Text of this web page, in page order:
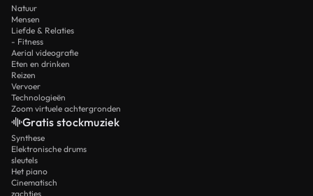
Natuur
Mensen
Liefde & Relaties
- Fitness
Aerial videografie
Eten en drinken
Reizen
Vervoer
Technologieën
Zoom virtuele achtergronden
Gratis stockmuziek
Synthese
Elektronische drums
sleutels
Het piano
Cinematisch
zachtjes